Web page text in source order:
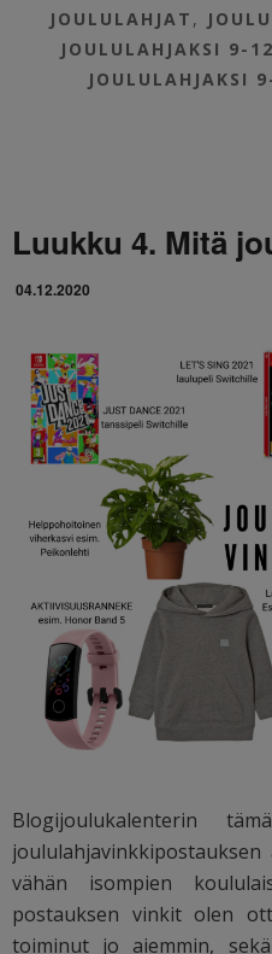
JOULULAHJAT ,
JOULULAHJAKSI 9-
JOULULAHJAKSI
Luukku 4. Mitä
04.12.2020
Blogijoulukalenterin
vähän isompien
postauksen vinkit olen
toiminut jo aiemmin,